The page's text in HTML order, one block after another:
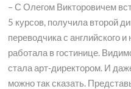
– С Олегом Викторовичем
5 курсов, получила второй
переводчика с английского
работала в гостинице.
стала арт-директором. И
можно так сказать.